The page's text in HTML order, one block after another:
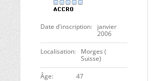
Date d'inscription
janvier
2006
Localisation
Morges (
Suisse)
ge 47